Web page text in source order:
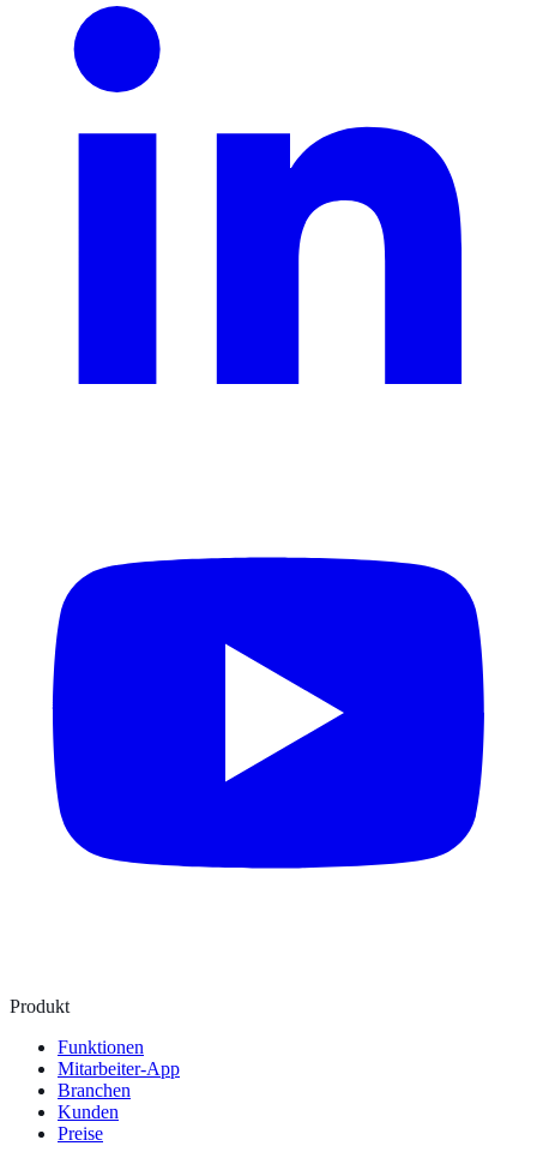
Produkt
Funktionen
Mitarbeiter-App
Branchen
Kunden
Preise